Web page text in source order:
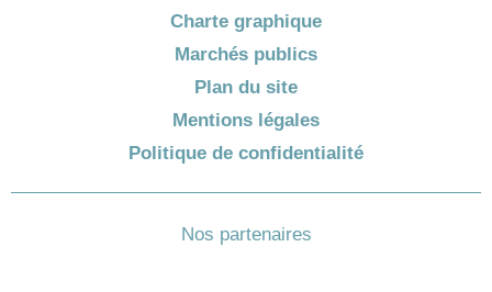
Charte graphique
Marchés publics
Plan du site
Mentions légales
Politique de confidentialité
Nos partenaires